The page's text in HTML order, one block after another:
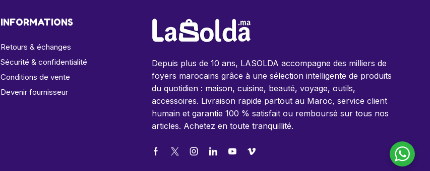
INFORMATIONS
Retours & échanges
Sécurité & confidentialité
Conditions de vente
Devenir fournisseur
Depuis plus de 10 ans, LASOLDA accompagne des milliers de
foyers marocains grâce à une sélection intelligente de produits
du quotidien : maison, cuisine, beauté, voyage, outils,
accessoires. Livraison rapide partout au Maroc, service client
humain et garantie 100 % satisfait ou remboursé sur tous nos
articles. Achetez en toute tranquillité.